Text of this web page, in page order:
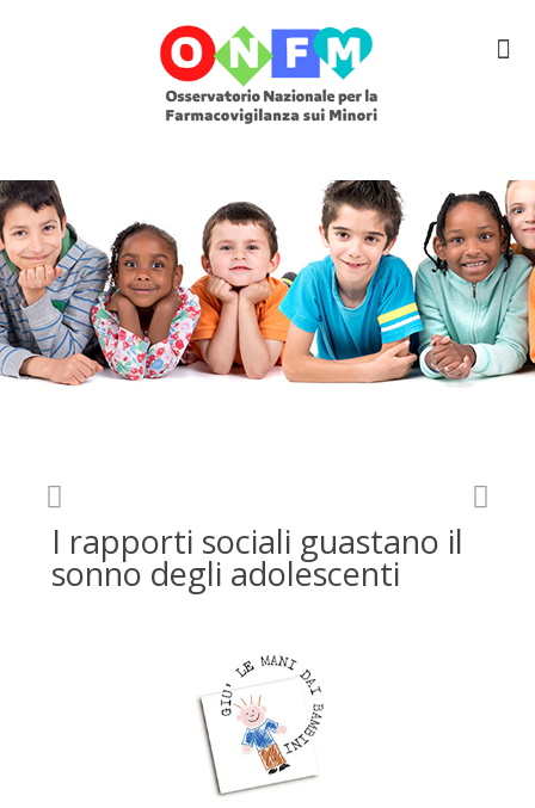
I rapporti sociali guastano il
sonno degli adolescenti